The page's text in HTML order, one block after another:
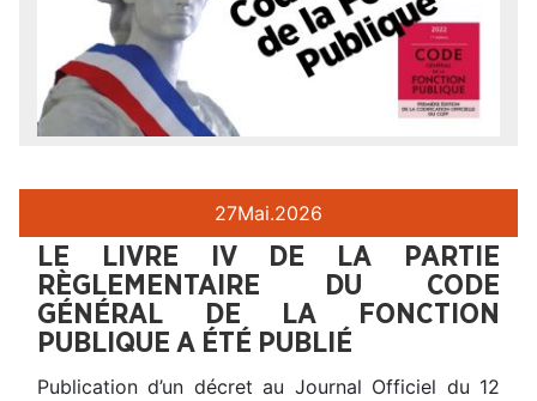
27Mai.2026
LE LIVRE IV DE LA PARTIE
RÈGLEMENTAIRE DU CODE
GÉNÉRAL DE LA FONCTION
PUBLIQUE A ÉTÉ PUBLIÉ
Publication d’un décret au Journal Officiel du 12